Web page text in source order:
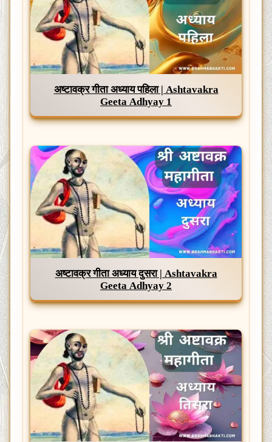
अष्टावक्र गीता अध्याय पहिला | Ashtavakra
Geeta Adhyay 1
अष्टावक्र गीता अध्याय दुसरा | Ashtavakra
Geeta Adhyay 2